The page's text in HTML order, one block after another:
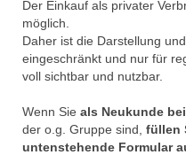
Der Einkauf als privater
möglich.
Daher ist die Darstellung
eingeschränkt und nur für
voll sichtbar und nutzbar.
Wenn Sie als Neukunde
der o.g. Gruppe sind, füllen
untenstehende Formular